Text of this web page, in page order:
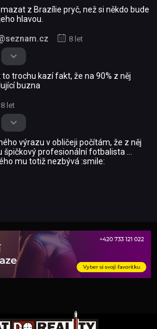
z Brazílie pryč, než si někdo bude
hlavou.
8 let
to trochu kazí fakt, že na 90% z něj
buzna
8 let
výrazu v obličeji počítám, že z něj
špičkový profesionální fotbalista ...
mu totiž nezbývá :smile: